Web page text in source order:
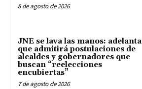
8 de agosto de 2026
JNE se lava las manos: adelanta
que admitirá postulaciones de
alcaldes y gobernadores que
buscan “reelecciones
encubiertas”
7 de agosto de 2026